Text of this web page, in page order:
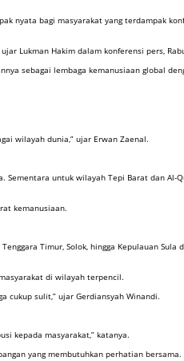
nyata bagi masyarakat yang terdampak
Lukman Hakim dalam konferensi pers,
sebagai lembaga kemanusiaan global
wilayah dunia,” ujar Erwan Zaenal.
Sementara untuk wilayah Tepi Barat dan Al-
kemanusiaan.
Timur, Solok, hingga Kepulauan Sula
di wilayah terpencil.
cukup sulit,” ujar Gerdiansyah Winandi.
kepada masyarakat,” katanya.
yang membutuhkan perhatian bersama.